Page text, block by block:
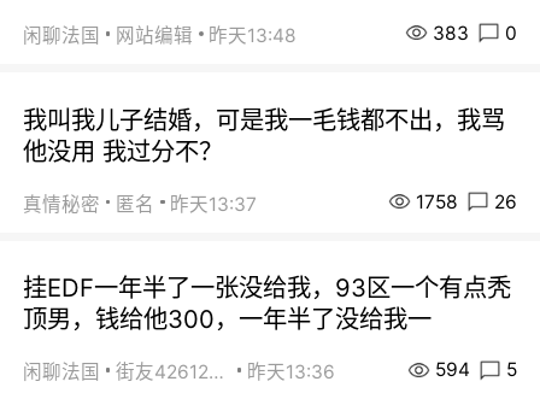
闲聊法国 网站编辑 昨天13:48 383 0
我叫我儿子结婚，可是我一毛钱都不出，我骂
他没用 我过分不？
真情秘密 匿名 昨天13:37 1758 26
挂EDF一年半了一张没给我，93区一个有点秃
顶男，钱给他300，一年半了没给我一
闲聊法国 街友42612092 昨天13:36 594 5